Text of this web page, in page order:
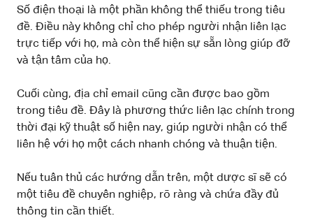
Số điện thoại là một phần không thể thiếu trong tiêu
đề. Điều này không chỉ cho phép người nhận liên lạc
trực tiếp với họ, mà còn thể hiện sự sẵn lòng giúp đỡ
và tận tâm của họ.
Cuối cùng, địa chỉ email cũng cần được bao gồm
trong tiêu đề. Đây là phương thức liên lạc chính trong
thời đại kỹ thuật số hiện nay, giúp người nhận có thể
liên hệ với họ một cách nhanh chóng và thuận tiện.
Nếu tuân thủ các hướng dẫn trên, một dược sĩ sẽ có
một tiêu đề chuyên nghiệp, rõ ràng và chứa đầy đủ
thông tin cần thiết.